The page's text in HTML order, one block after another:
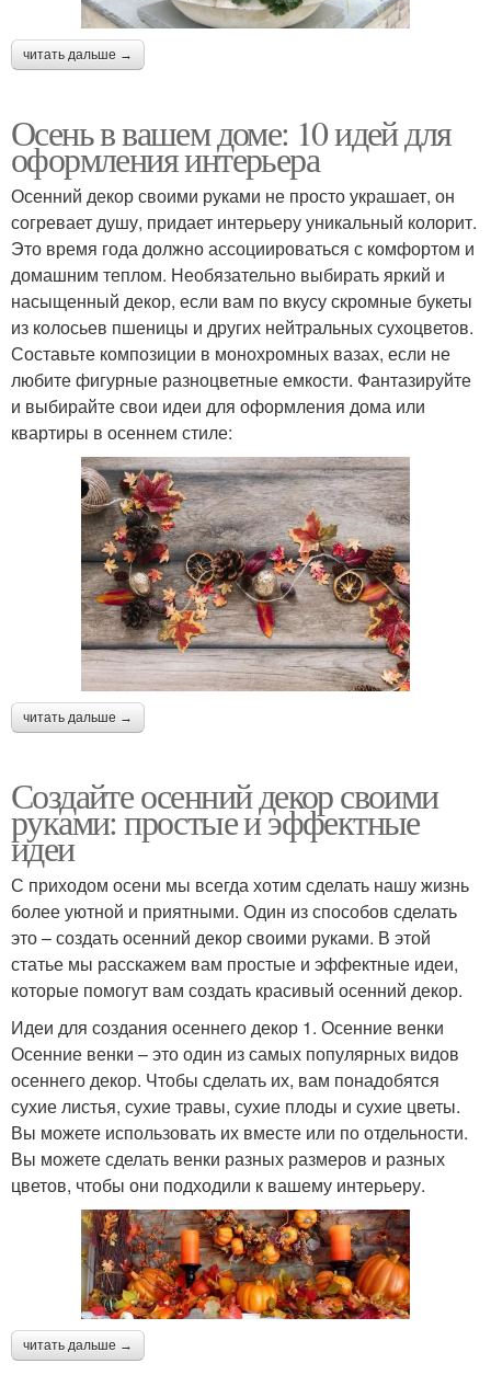
читать дальше →
Осень в вашем доме: 10 идей для
оформления интерьера
Осенний декор своими руками не просто украшает, он
согревает душу, придает интерьеру уникальный колорит.
Это время года должно ассоциироваться с комфортом и
домашним теплом. Необязательно выбирать яркий и
насыщенный декор, если вам по вкусу скромные букеты
из колосьев пшеницы и других нейтральных сухоцветов.
Составьте композиции в монохромных вазах, если не
любите фигурные разноцветные емкости. Фантазируйте
и выбирайте свои идеи для оформления дома или
квартиры в осеннем стиле:
читать дальше →
Создайте осенний декор своими
руками: простые и эффектные
идеи
С приходом осени мы всегда хотим сделать нашу жизнь
более уютной и приятными. Один из способов сделать
это – создать осенний декор своими руками. В этой
статье мы расскажем вам простые и эффектные идеи,
которые помогут вам создать красивый осенний декор.
Идеи для создания осеннего декор 1. Осенние венки
Осенние венки – это один из самых популярных видов
осеннего декор. Чтобы сделать их, вам понадобятся
сухие листья, сухие травы, сухие плоды и сухие цветы.
Вы можете использовать их вместе или по отдельности.
Вы можете сделать венки разных размеров и разных
цветов, чтобы они подходили к вашему интерьеру.
читать дальше →